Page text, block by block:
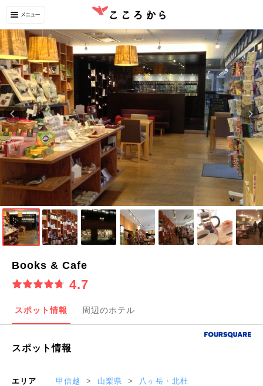
Books & Cafe
4.7
スポット情報 周辺のホテル
スポット情報
エリア 甲信越 山梨県 八ヶ岳・北杜